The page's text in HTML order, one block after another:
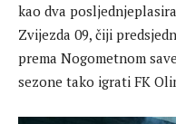
kao dva
Zvijezda 09, čiji
prema Nogometnom
sezone tako igrati FK